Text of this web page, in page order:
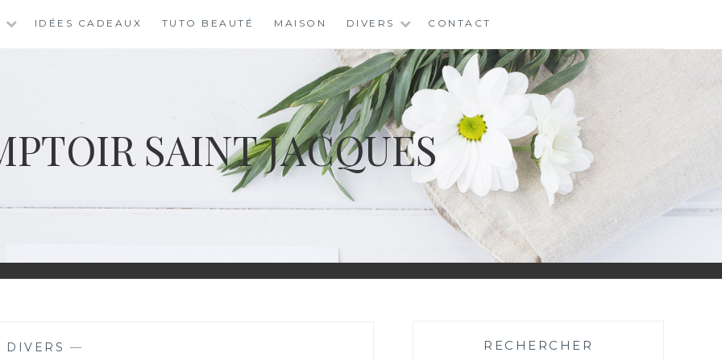
IDÉES CADEAUX TUTO BEAUTÉ MAISON DIVERS CONTACT
SAINT JACQUES
DIVERS — RECHERCHER